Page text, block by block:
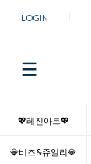
LOGIN
💖레진아트💖
💎비즈&쥬얼리💎